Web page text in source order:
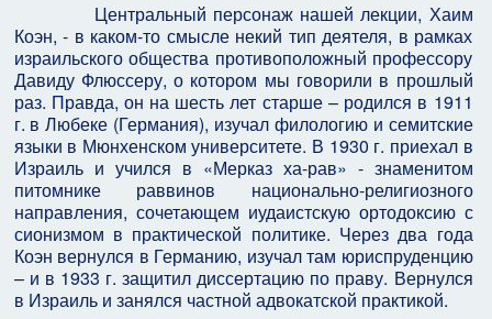
Центральный персонаж нашей лекции, Хаим
Коэн, - в каком-то смысле некий тип деятеля, в рамках
израильского общества противоположный профессору
Давиду Флюссеру, о котором мы говорили в прошлый
раз. Правда, он на шесть лет старше – родился в 1911
г. в Любеке (Германия), изучал филологию и семитские
языки в Мюнхенском университете. В 1930 г. приехал в
Израиль и учился в «Мерказ ха-рав» - знаменитом
питомнике раввинов национально-религиозного
направления, сочетающем иудаистскую ортодоксию с
сионизмом в практической политике. Через два года
Коэн вернулся в Германию, изучал там юриспруденцию
– и в 1933 г. защитил диссертацию по праву. Вернулся
в Израиль и занялся частной адвокатской практикой.